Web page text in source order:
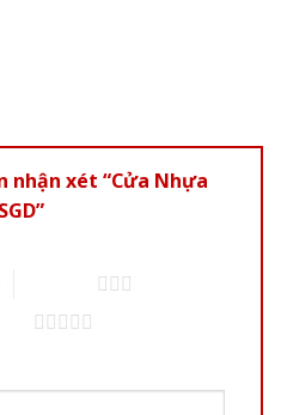
nhận xét “Cửa Nhựa